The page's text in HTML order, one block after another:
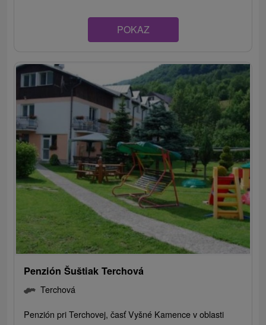
POKAZ
Penzión Šuštiak Terchová
Terchová
Penzión pri Terchovej, časť Vyšné Kamence v oblasti